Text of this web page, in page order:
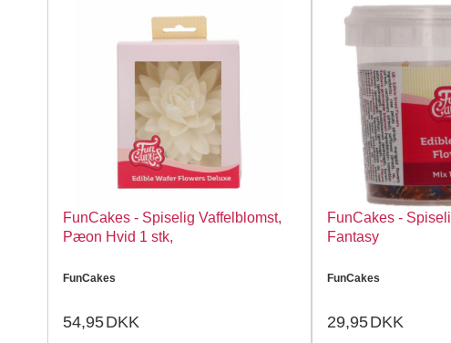
FunCakes - Spiselig Vaffelblomst,
Pæon Hvid 1 stk,
FunCakes
54,95DKK
FunCakes -
Fantasy
FunCakes
29,95DKK